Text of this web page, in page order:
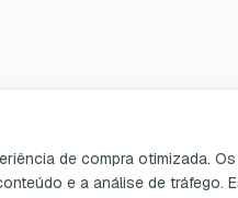
de compra otimizada.
e a análise de tráfego.